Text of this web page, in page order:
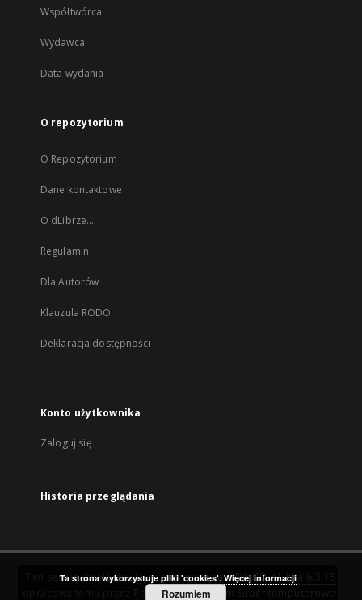
Współtwórca
Wydawca
Data wydania
O repozytorium
O Repozytorium
Dane kontaktowe
O dLibrze...
Regulamin
Dla Autorów
Klauzula RODO
Deklaracja dostępności
Konto użytkownika
Zaloguj się
Historia przeglądania
Ten serwis działa dzięki oprogramowaniuDInGO dLibra 6.3.15
Poznańskie Centrum Superkomputerowo-
Ta strona wykorzystuje pliki 'cookies'. Więcej informacji
Rozumiem